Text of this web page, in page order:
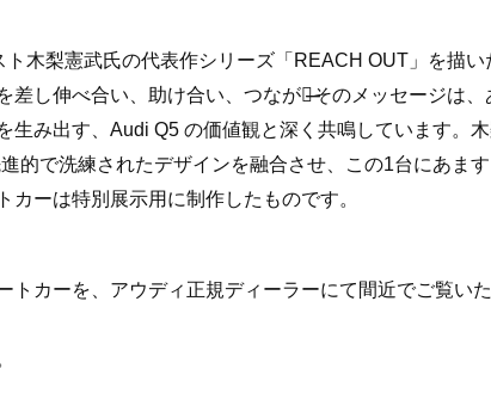
木梨憲武氏の代表作シリーズ「REACH OUT」を描い
差し伸べ合い、助け合い、つながる̶̶そのメッセージは、
生み出す、Audi Q5 の価値観と深く共鳴しています。
的で洗練されたデザインを融合させ、この1台にあま
カーは特別展示用に制作したものです。
トカーを、アウディ正規ディーラーにて間近でご覧い